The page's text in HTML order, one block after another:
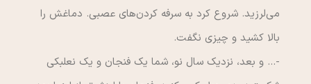
مي‌لرزيد. شروع كرد به سرفه كردن‌هاي عصبي. دماغش را
بالا كشيد و چيزي نگفت.
-… و بعد، نزديك سال نو، شما يك فنجان و يك نعلبكي